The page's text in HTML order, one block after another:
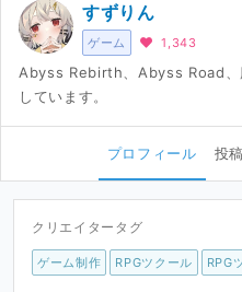
ゲーム
すずりん
1,343
Abyss Rebirth、Abyss Road、
しています。
プロフィール 投
クリエイタータグ
ゲーム制作 RPGツクール RPG